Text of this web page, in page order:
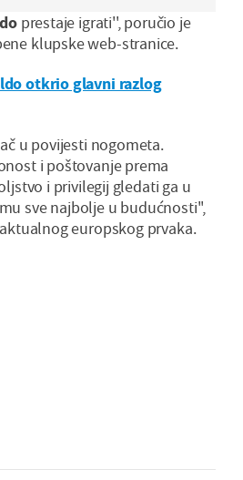
prestaje igrati'', poručio je
klupske web-stranice.
otkrio glavni razlog
u povijesti nogometa.
i poštovanje prema
i privilegij gledati ga u
sve najbolje u budućnosti'',
europskog prvaka.